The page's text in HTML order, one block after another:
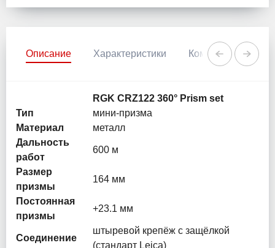
Описание Характеристики Комментарии
RGK CRZ122 360° Prism set
Тип
мини-призма
Материал
металл
Дальность
работ
600 м
Размер
призмы
164 мм
Постоянная
призмы
+23.1 мм
Соединение
штыревой крепёж с защёлкой
(стандарт Leica)